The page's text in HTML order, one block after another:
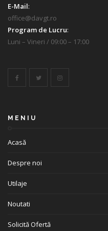
E-Mail:
office@davgt.ro
Program de Lucru:
Luni – Vineri / 09:00 – 17:00
MENIU
Acasă
Despre noi
Utilaje
Noutati
Solicită Ofertă